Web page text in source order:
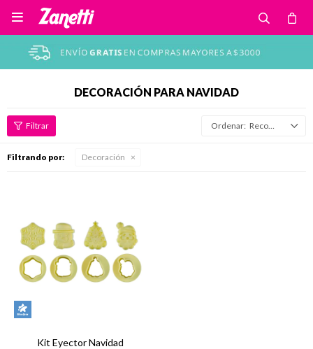

DECORACIÓN PARA NAVIDAD
Recomendados
Filtrando por: Decoración
Kit Eyector Navidad